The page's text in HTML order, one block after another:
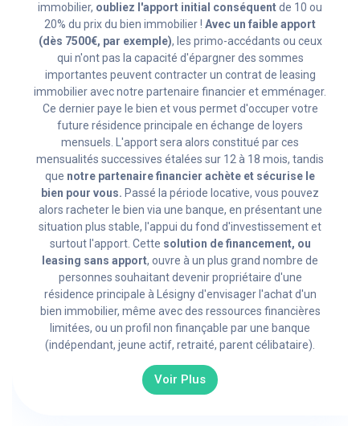
immobilier, oubliez l'apport initial conséquentde 10 ou
20% du prix du bien immobilier ! Avec un faible apport
(dès 7500€, par exemple), les primo-accédants ou ceux
qui n'ont pas la capacité d'épargner des sommes
importantes peuvent contracter un contrat de leasing
immobilier avec notre partenaire financier et emménager.
Ce dernier paye le bien et vous permet d'occuper votre
future résidence principale en échange de loyers
mensuels. L'apport sera alors constitué par ces
mensualités successives étalées sur 12 à 18 mois, tandis
que notre partenaire financier achète et sécurise le
bien pour vous. Passé la période locative, vous pouvez
alors racheter le bien via une banque, en présentant une
situation plus stable, l'appui du fond d'investissement et
surtout l'apport. Cette solution de financement, ou
leasing sans apport, ouvre à un plus grand nombre de
personnes souhaitant devenir propriétaire d'une
résidence principale à Lésigny d'envisager l'achat d'un
bien immobilier, même avec des ressources financières
limitées, ou un profil non finançable par une banque
(indépendant, jeune actif, retraité, parent célibataire).
Voir Plus